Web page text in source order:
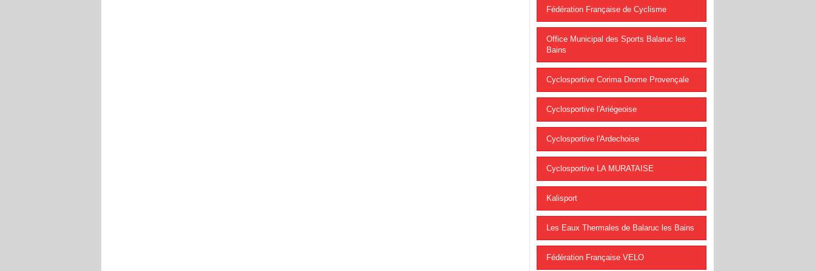
Fédération Française de Cyclisme
Office Municipal des Sports Balaruc les
Bains
Cyclosportive Corima Drome Provençale
Cyclosportive l'Ariégeoise
Cyclosportive l'Ardechoise
Cyclosportive LA MURATAISE
Kalisport
Les Eaux Thermales de Balaruc les Bains
Fédération Française VELO